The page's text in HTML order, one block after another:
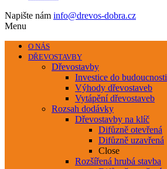
Napište nám info@drevos-dobra.cz
Menu
O NÁS
DŘEVOSTAVBY
Dřevostavby
Investice do budoucnosti
Výhody dřevostaveb
Vytápění dřevostaveb
Rozsah dodávky
Dřevostavby na klíč
Difůzně otevřená
Difůzně uzavřená
Close
Rozšířená hrubá stavba